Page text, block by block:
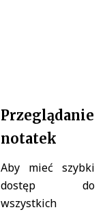
Przeglądanie
notatek
Aby mieć szybki
dostęp do
wszystkich